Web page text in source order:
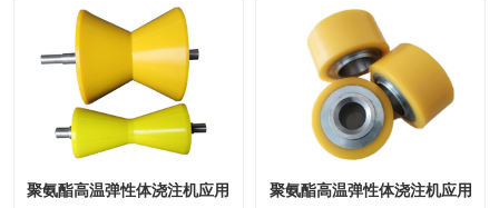
聚氨酯高温弹性体浇注机应用 聚氨酯高温弹性体浇注机应用